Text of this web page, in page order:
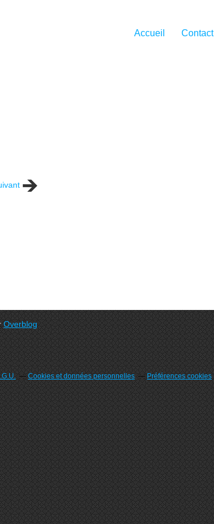
Accueil Contact
Overblog
Cookies et données personnelles Préférences cookies